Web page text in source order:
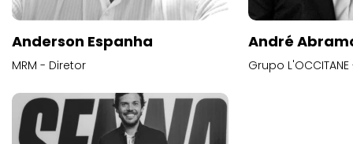
Anderson Espanha
MRM - Diretor
André
Grupo